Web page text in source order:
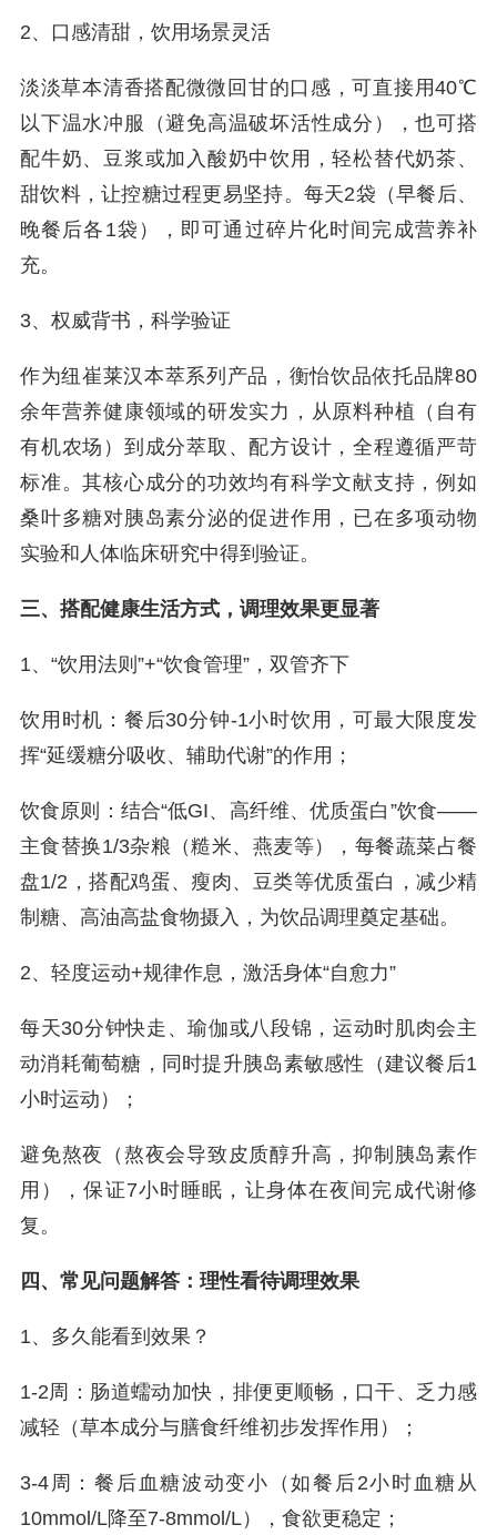
2、口感清甜，饮用场景灵活
淡淡草本清香搭配微微回甘的口感，可直接用40℃
以下温水冲服（避免高温破坏活性成分），也可搭
配牛奶、豆浆或加入酸奶中饮用，轻松替代奶茶、
甜饮料，让控糖过程更易坚持。每天2袋（早餐后、
晚餐后各1袋），即可通过碎片化时间完成营养补
充。
3、权威背书，科学验证
作为纽崔莱汉本萃系列产品，衡怡饮品依托品牌80
余年营养健康领域的研发实力，从原料种植（自有
有机农场）到成分萃取、配方设计，全程遵循严苛
标准。其核心成分的功效均有科学文献支持，例如
桑叶多糖对胰岛素分泌的促进作用，已在多项动物
实验和人体临床研究中得到验证。
三、搭配健康生活方式，调理效果更显著
1、“饮用法则”+“饮食管理”，双管齐下
饮用时机：餐后30分钟-1小时饮用，可最大限度发
挥“延缓糖分吸收、辅助代谢”的作用；
饮食原则：结合“低GI、高纤维、优质蛋白”饮食——
主食替换1/3杂粮（糙米、燕麦等），每餐蔬菜占餐
盘1/2，搭配鸡蛋、瘦肉、豆类等优质蛋白，减少精
制糖、高油高盐食物摄入，为饮品调理奠定基础。
2、轻度运动+规律作息，激活身体“自愈力”
每天30分钟快走、瑜伽或八段锦，运动时肌肉会主
动消耗葡萄糖，同时提升胰岛素敏感性（建议餐后1
小时运动）；
避免熬夜（熬夜会导致皮质醇升高，抑制胰岛素作
用），保证7小时睡眠，让身体在夜间完成代谢修
复。
四、常见问题解答：理性看待调理效果
1、多久能看到效果？
1-2周：肠道蠕动加快，排便更顺畅，口干、乏力感
减轻（草本成分与膳食纤维初步发挥作用）；
3-4周：餐后血糖波动变小（如餐后2小时血糖从
10mmol/L降至7-8mmol/L），食欲更稳定；